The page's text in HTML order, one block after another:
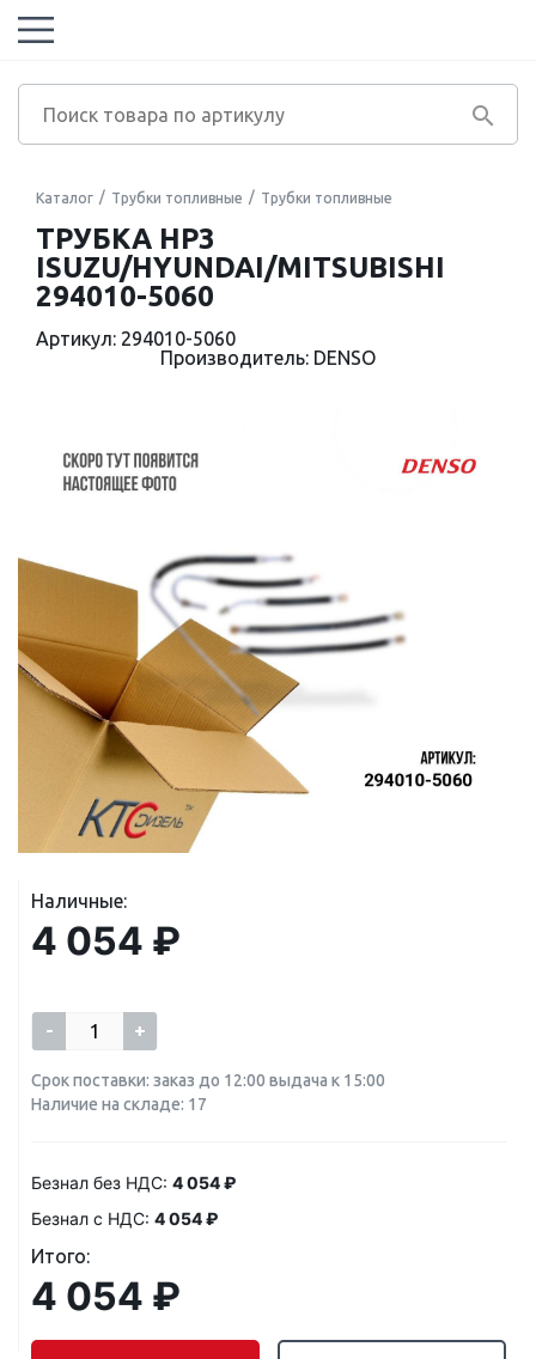
Каталог Трубки топливные Трубки топливные
ТРУБКА HP3
ISUZU/HYUNDAI/MITSUBISHI
294010-5060
Артикул: 294010-5060
Производитель: DENSO
Наличные:
4 054 ₽
- +
Срок поставки: заказ до 12:00 выдача к 15:00
Наличие на складе: 17
Безнал без НДС: 4 054 ₽
Безнал с НДС: 4 054 ₽
Итого:
4 054 ₽